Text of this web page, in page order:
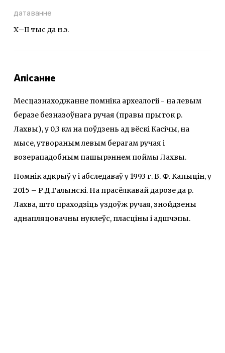
датаванне
Х–ІІ тыс да н.э.
Апісанне
Месцазнаходжанне помніка археалогіі - на левым
беразе безназоўнага ручая (правы прыток р.
Лахвы), у 0,3 км на поўдзень ад вёскі Касічы, на
мысе, утвораным левым берагам ручая і
возерападобным пашырэннем поймы Лахвы.
Помнік адкрыў у і абследаваў у 1993 г. В. Ф. Капыцін, у
2015 – Р.Д.Галынскі. На прасёлкавай дарозе да р.
Лахва, што праходзіць уздоўж ручая, знойдзены
аднапляцовачны нуклеўс, пласціны і адшчэпы.